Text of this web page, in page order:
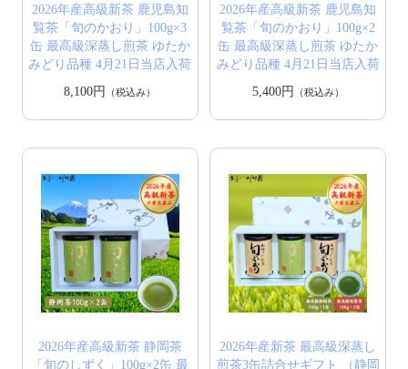
2026年産高級新茶 鹿児島知
覧茶「旬のかおり」100g×3
缶 最高級深蒸し煎茶 ゆたか
みどり品種 4月21日当店入荷
8,100円
（税込み）
2026年産高級新茶 鹿児島知
覧茶「旬のかおり」100g×2
缶 最高級深蒸し煎茶 ゆたか
みどり品種 4月21日当店入荷
5,400円
（税込み）
2026年産高級新茶 静岡茶
「旬のしずく」100g×2缶 最
2026年産新茶 最高級深蒸し
煎茶3缶詰合せギフト （静岡